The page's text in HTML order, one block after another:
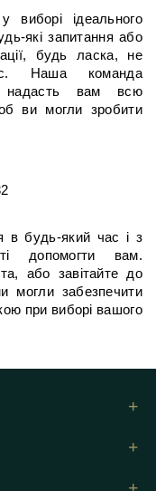
ідеального
які запитання або
будь ласка, не
Наша команда
надасть вам всю
ви могли зробити
в будь-який час і з
допомогти вам.
або завітайте до
могли забезпечити
при виборі вашого